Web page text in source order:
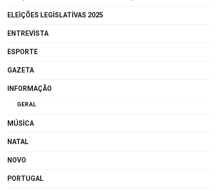
ELEIÇÕES LEGISLATIVAS 2025
ENTREVISTA
ESPORTE
GAZETA
INFORMAÇÃO
GERAL
MÚSICA
NATAL
NOVO
PORTUGAL